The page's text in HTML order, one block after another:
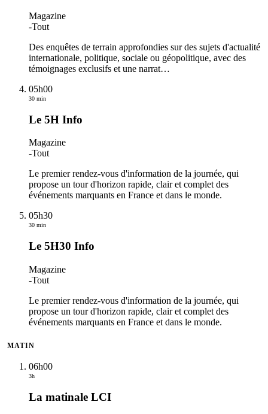
Magazine
-Tout
Des enquêtes de terrain approfondies sur des sujets d'actualité
internationale, politique, sociale ou géopolitique, avec des
témoignages exclusifs et une narrat…
05h00
30 min
Le 5H Info
Magazine
-Tout
Le premier rendez-vous d'information de la journée, qui
propose un tour d'horizon rapide, clair et complet des
événements marquants en France et dans le monde.
05h30
30 min
Le 5H30 Info
Magazine
-Tout
Le premier rendez-vous d'information de la journée, qui
propose un tour d'horizon rapide, clair et complet des
événements marquants en France et dans le monde.
MATIN
06h00
3h
La matinale LCI